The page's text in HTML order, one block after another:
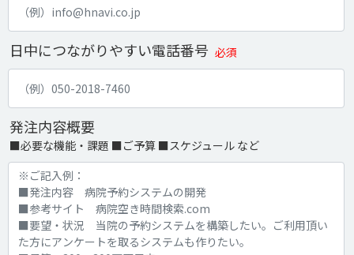
日中につながりやすい電話番号 必須
発注内容概要
■必要な機能・課題 ■ご予算 ■スケジュール など